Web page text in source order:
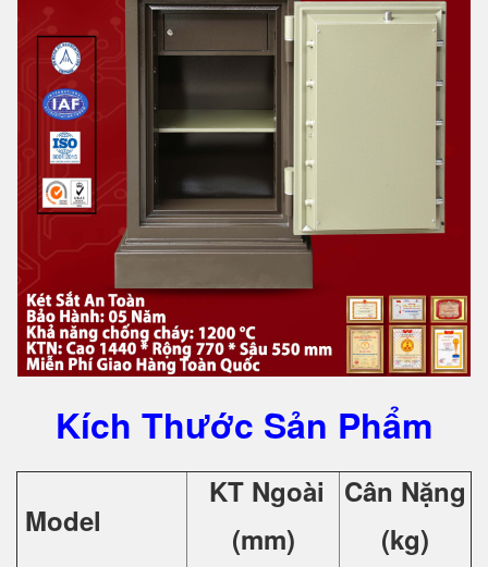
Kích Thước Sản Phẩm
Model
KT Ngoài
(mm)
Cân Nặng
(kg)